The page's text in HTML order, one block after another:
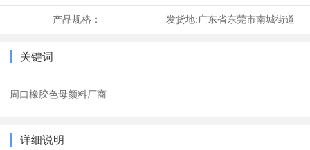
产品规格： 发货地:广东省东莞市南城街道
关键词
周口橡胶色母颜料厂商
详细说明